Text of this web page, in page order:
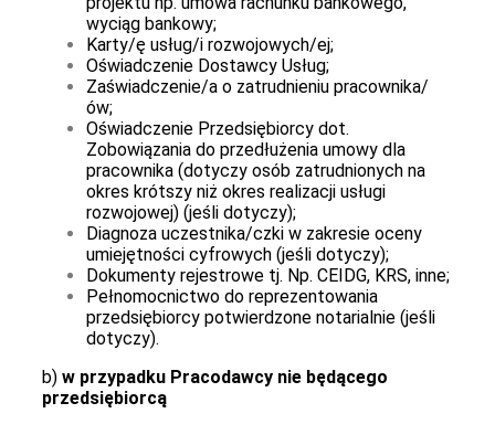
wyciąg bankowy;
Karty/ę usług/i rozwojowych/ej;
Oświadczenie Dostawcy Usług;
Zaświadczenie/a o zatrudnieniu pracownika/
ów;
Oświadczenie Przedsiębiorcy dot.
Zobowiązania do przedłużenia umowy dla
pracownika (dotyczy osób zatrudnionych na
okres krótszy niż okres realizacji usługi
rozwojowej) (jeśli dotyczy);
Diagnoza uczestnika/czki w zakresie oceny
umiejętności cyfrowych (jeśli dotyczy);
Dokumenty rejestrowe tj. Np. CEIDG, KRS, inne;
Pełnomocnictwo do reprezentowania
przedsiębiorcy potwierdzone notarialnie (jeśli
dotyczy).
b) w przypadku Pracodawcy nie będącego
przedsiębiorcą